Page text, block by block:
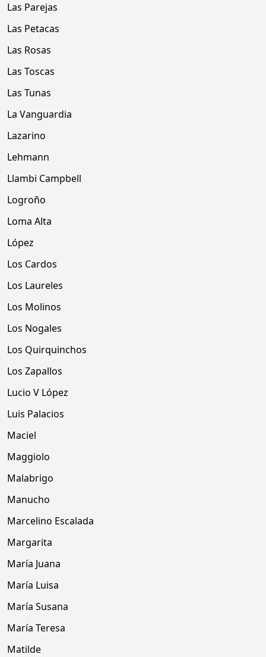
Las Parejas
Las Petacas
Las Rosas
Las Toscas
Las Tunas
La Vanguardia
Lazarino
Lehmann
Llambi Campbell
Logroño
Loma Alta
López
Los Cardos
Los Laureles
Los Molinos
Los Nogales
Los Quirquinchos
Los Zapallos
Lucio V López
Luis Palacios
Maciel
Maggiolo
Malabrigo
Manucho
Marcelino Escalada
Margarita
María Juana
María Luisa
María Susana
María Teresa
Matilde